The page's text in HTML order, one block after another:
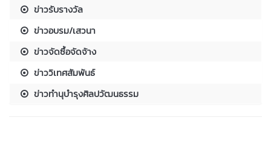
ข่าวรับรางวัล
ข่าวอบรม/เสวนา
ข่าวจัดซื้อจัดจ้าง
ข่าววิเทศสัมพันธ์
ข่าวทำนุบำรุงศิลปวัฒนธรรม